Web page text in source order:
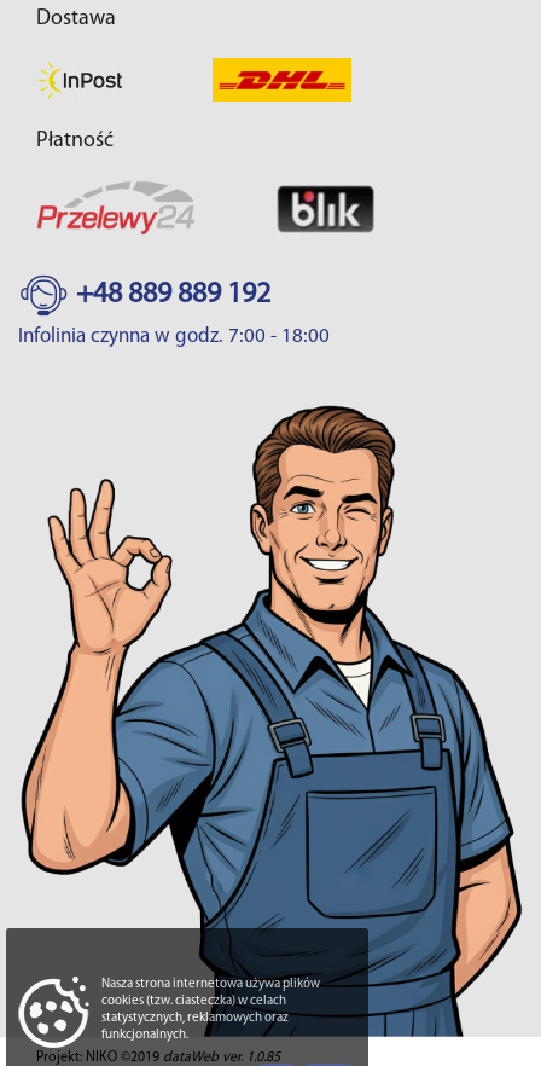
Dostawa
Płatność
+48 889 889 192
Infolinia czynna w godz. 7:00 - 18:00
Projekt: NIKO ©2019 dataWeb ver. 1.0.85
Nasza strona internetowa używa plików
cookies (tzw. ciasteczka) w celach
statystycznych, reklamowych oraz
funkcjonalnych.